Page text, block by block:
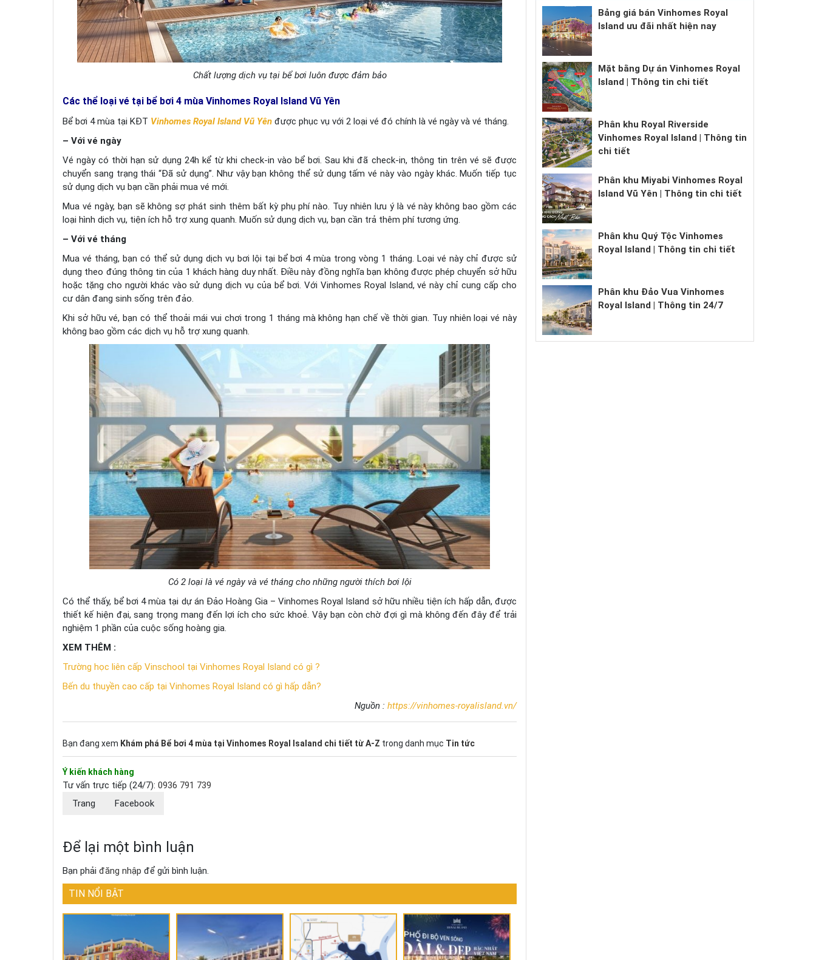
Chất lượng dịch vụ tại bể bơi luôn được đảm bảo
Các thể loại vé tại bể bơi 4 mùa Vinhomes Royal Island Vũ Yên
Bể bơi 4 mùa tại KĐT Vinhomes Royal Island Vũ Yên được phục vụ với 2 loại vé đó chính là vé ngày và vé tháng.
– Với vé ngày
Vé ngày có thời hạn sử dụng 24h kể từ khi check-in vào bể bơi. Sau khi đã check-in, thông tin trên vé sẽ được
chuyển sang trạng thái “Đã sử dụng”. Như vậy bạn không thể sử dụng tấm vé này vào ngày khác. Muốn tiếp tục
sử dụng dịch vụ bạn cần phải mua vé mới.
Mua vé ngày, bạn sẽ không sợ phát sinh thêm bất kỳ phụ phí nào. Tuy nhiên lưu ý là vé này không bao gồm các
loại hình dịch vụ, tiện ích hỗ trợ xung quanh. Muốn sử dụng dịch vụ, bạn cần trả thêm phí tương ứng.
– Với vé tháng
Mua vé tháng, bạn có thể sử dụng dịch vụ bơi lội tại bể bơi 4 mùa trong vòng 1 tháng. Loại vé này chỉ được sử
dụng theo đúng thông tin của 1 khách hàng duy nhất. Điều này đồng nghĩa bạn không được phép chuyển sở hữu
hoặc tặng cho người khác vào sử dụng dịch vụ của bể bơi. Với Vinhomes Royal Island, vé này chỉ cung cấp cho
cư dân đang sinh sống trên đảo.
Khi sở hữu vé, bạn có thể thoải mái vui chơi trong 1 tháng mà không hạn chế về thời gian. Tuy nhiên loại vé này
không bao gồm các dịch vụ hỗ trợ xung quanh.
Có 2 loại là vé ngày và vé tháng cho những người thích bơi lội
Có thể thấy, bể bơi 4 mùa tại dự án Đảo Hoàng Gia – Vinhomes Royal Island sở hữu nhiều tiện ích hấp dẫn, được
thiết kế hiện đại, sang trọng mang đến lợi ích cho sức khoẻ. Vậy bạn còn chờ đợi gì mà không đến đây để trải
nghiệm 1 phần của cuộc sống hoàng gia.
XEM THÊM :
Trường học liên cấp Vinschool tại Vinhomes Royal Island có gì ?
Bến du thuyền cao cấp tại Vinhomes Royal Island có gì hấp dẫn?
Nguồn : https://vinhomes-royalisland.vn/
Bạn đang xem Khám phá Bể bơi 4 mùa tại Vinhomes Royal Isaland chi tiết từ A-Z trong danh mục Tin tức
Ý kiến khách hàng
Tư vấn trực tiếp (24/7): 0936 791 739
Trang
Facebook
Để lại một bình luận
Bạn phải đăng nhập để gửi bình luận.
TIN NỔI BẬT
Bảng giá bán Vinhomes Royal
Island ưu đãi nhất hiện nay
Mặt bằng Dự án Vinhomes Royal
Island | Thông tin chi tiết
Phân khu Royal Riverside
Vinhomes Royal Island | Thông tin
chi tiết
Phân khu Miyabi Vinhomes Royal
Island Vũ Yên | Thông tin chi tiết
Phân khu Quý Tộc Vinhomes
Royal Island | Thông tin chi tiết
Phân khu Đảo Vua Vinhomes
Royal Island | Thông tin 24/7